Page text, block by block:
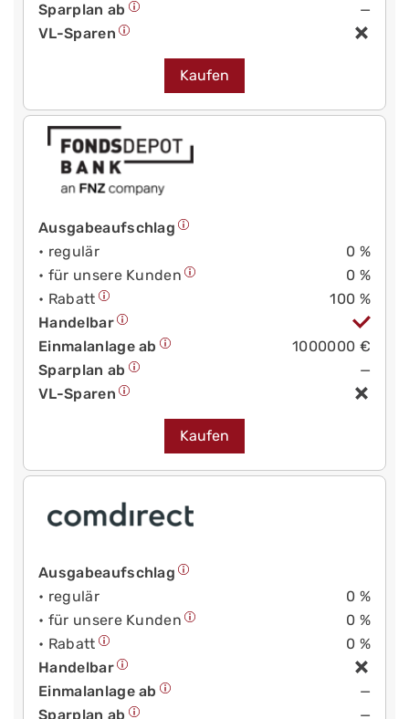
Sparplan ab
—
VL-Sparen
Kaufen
Ausgabeaufschlag
• regulär
0 %
• für unsere Kunden
0 %
• Rabatt
100 %
Handelbar
Einmalanlage ab
1000000 €
Sparplan ab
—
VL-Sparen
Kaufen
Ausgabeaufschlag
• regulär
0 %
• für unsere Kunden
0 %
• Rabatt
0 %
Handelbar
Einmalanlage ab
—
Sparplan ab
—